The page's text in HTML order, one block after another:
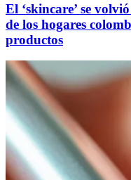
El ‘skincare’ se
de los hogares
productos